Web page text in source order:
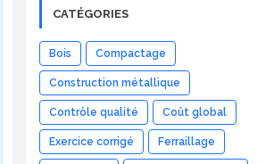
CATÉGORIES
Bois Compactage
Construction métallique
Contrôle qualité Coût global
Exercice corrigé Ferraillage